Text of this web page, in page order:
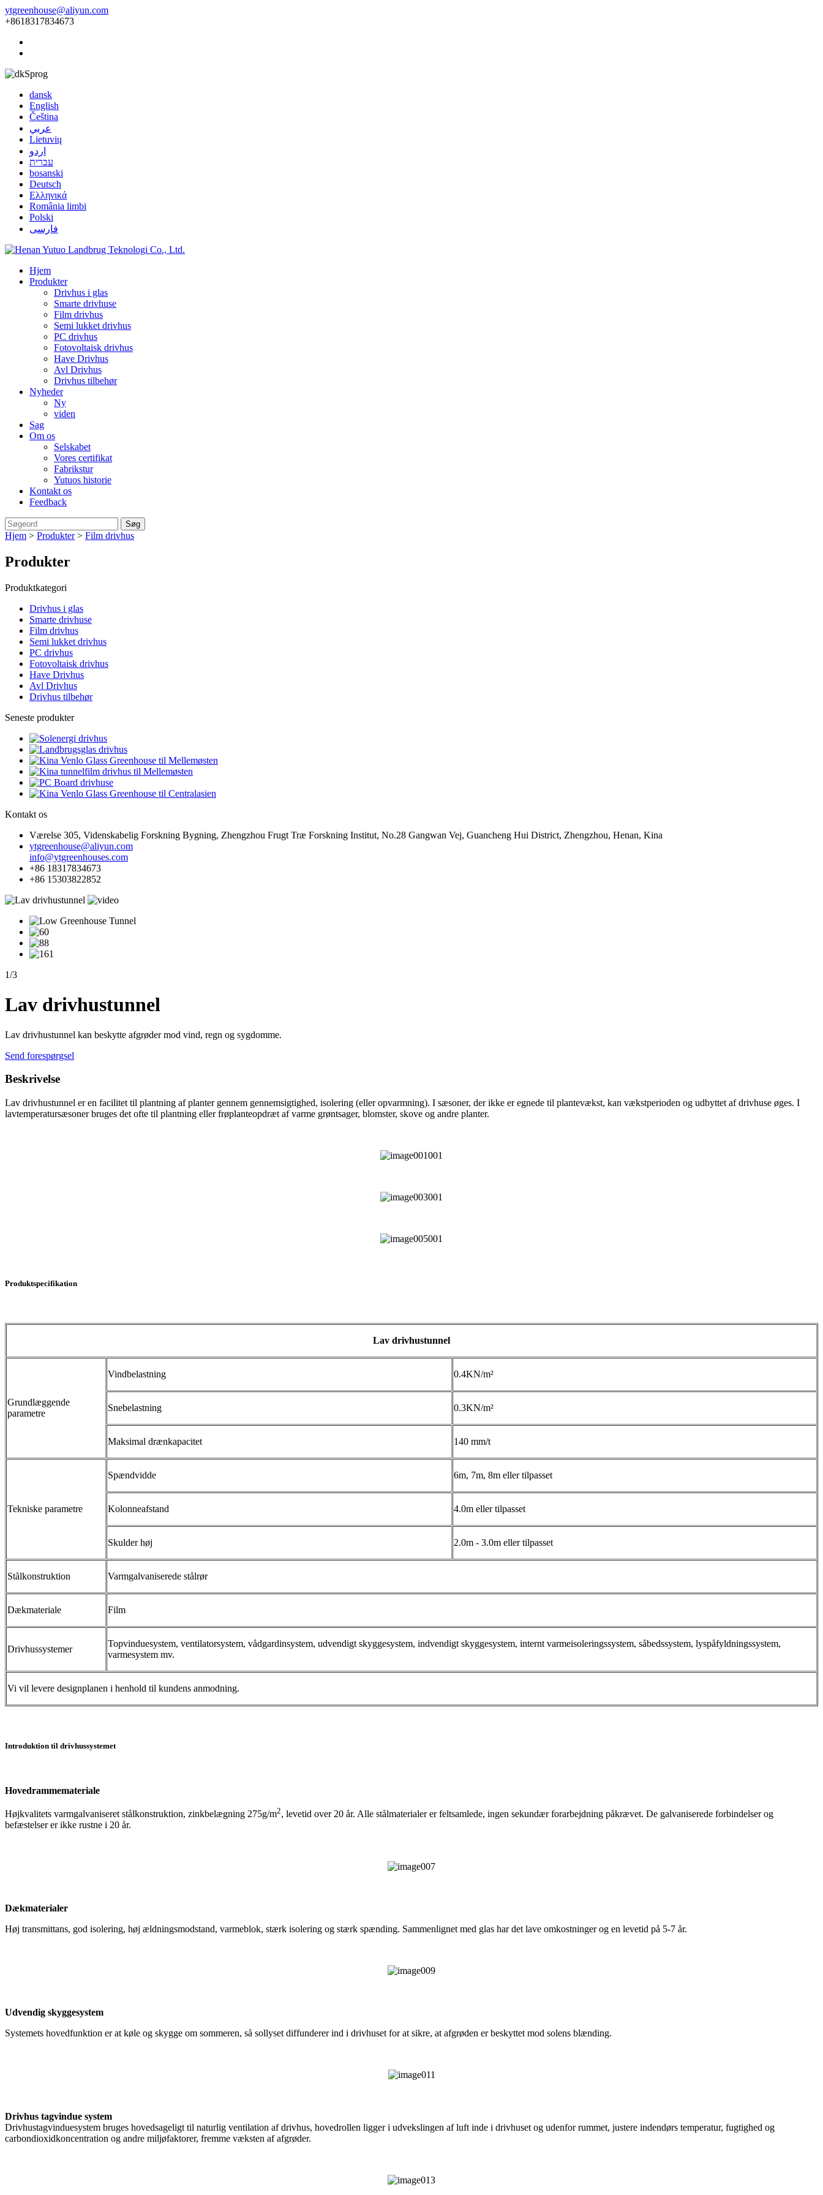
ytgreenhouse@aliyun.com
+8618317834673
Sprog
dansk
English
Čeština
عربي
Lietuvių
اردو
עברית
bosanski
Deutsch
Ελληνικά
România limbi
Polski
فارسی
Hjem
Produkter
Drivhus i glas
Smarte drivhuse
Film drivhus
Semi lukket drivhus
PC drivhus
Fotovoltaisk drivhus
Have Drivhus
Avl Drivhus
Drivhus tilbehør
Nyheder
Ny
viden
Sag
Om os
Selskabet
Vores certifikat
Fabrikstur
Yutuos historie
Kontakt os
Feedback
Hjem > Produkter> Film drivhus
Produkter
Produktkategori
Drivhus i glas
Smarte drivhuse
Film drivhus
Semi lukket drivhus
PC drivhus
Fotovoltaisk drivhus
Have Drivhus
Avl Drivhus
Drivhus tilbehør
Seneste produkter
Kontakt os
Værelse 305, Videnskabelig Forskning Bygning, Zhengzhou Frugt Træ Forskning Institut, No.28 Gangwan Vej, Guancheng Hui District, Zhengzhou, Henan, Kina
ytgreenhouse@aliyun.com
info@ytgreenhouses.com
+86 18317834673
+86 15303822852
1/3
Lav drivhustunnel
Lav drivhustunnel kan beskytte afgrøder mod vind, regn og sygdomme.
Send forespørgsel
Beskrivelse
Lav drivhustunnel er en facilitet til plantning af planter gennem gennemsigtighed, isolering (eller opvarmning). I sæsoner, der ikke er egnede til plantevækst, kan vækstperioden og udbyttet af drivhuse øges. I
lavtemperatursæsoner bruges det ofte til plantning eller frøplanteopdræt af varme grøntsager, blomster, skove og andre planter.
Produktspecifikation
Lav drivhustunnel
Grundlæggende
parametre
Vindbelastning 0.4KN/m²
Snebelastning 0.3KN/m²
Maksimal drænkapacitet 140 mm/t
Tekniske parametre
Spændvidde 6m, 7m, 8m eller tilpasset
Kolonneafstand 4.0m eller tilpasset
Skulder høj 2.0m - 3.0m eller tilpasset
Stålkonstruktion Varmgalvaniserede stålrør
Dækmateriale Film
Drivhussystemer
Topvinduesystem, ventilatorsystem, vådgardinsystem, udvendigt skyggesystem, indvendigt skyggesystem, internt varmeisoleringssystem, såbedssystem, lyspåfyldningssystem,
varmesystem mv.
Vi vil levere designplanen i henhold til kundens anmodning.
Introduktion til drivhussystemet
Hovedrammemateriale
Højkvalitets varmgalvaniseret stålkonstruktion, zinkbelægning 275g/m2, levetid over 20 år. Alle stålmaterialer er feltsamlede, ingen sekundær forarbejdning påkrævet. De galvaniserede forbindelser og
befæstelser er ikke rustne i 20 år.
Dækmaterialer
Høj transmittans, god isolering, høj ældningsmodstand, varmeblok, stærk isolering og stærk spænding. Sammenlignet med glas har det lave omkostninger og en levetid på 5-7 år.
Udvendig skyggesystem
Systemets hovedfunktion er at køle og skygge om sommeren, så sollyset diffunderer ind i drivhuset for at sikre, at afgrøden er beskyttet mod solens blænding.
Drivhus tagvindue system
Drivhustagvinduesystem bruges hovedsageligt til naturlig ventilation af drivhus, hovedrollen ligger i udvekslingen af ​​luft inde i drivhuset og udenfor rummet, justere indendørs temperatur, fugtighed og
carbondioxidkoncentration og andre miljøfaktorer, fremme væksten af ​​afgrøder.